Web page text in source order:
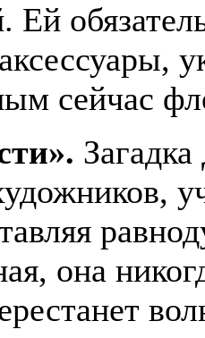
Ей
сейчас
она